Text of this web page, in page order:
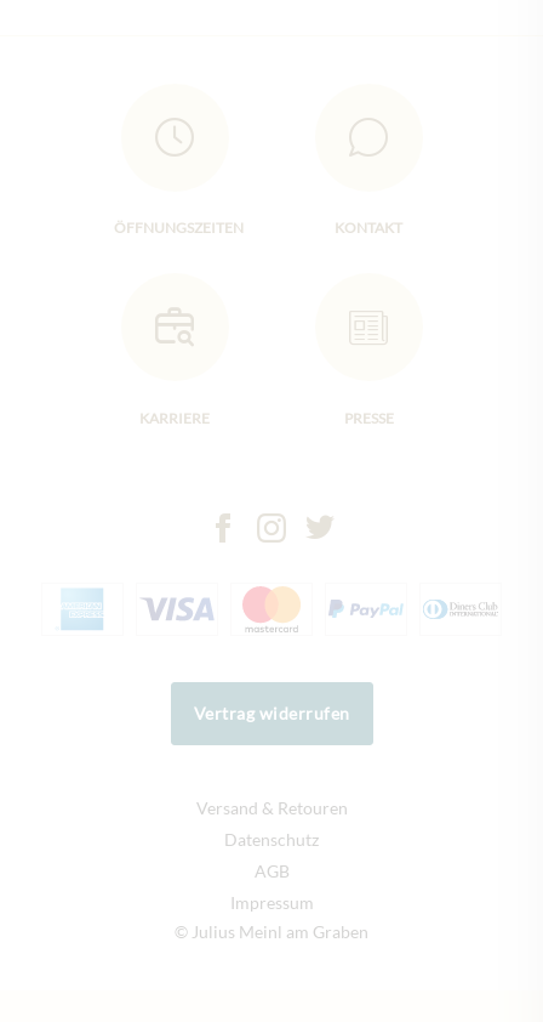
ÖFFNUNGSZEITEN KONTAKT
KARRIERE PRESSE
Vertrag widerrufen
Versand & Retouren
Datenschutz
AGB
Impressum
© Julius Meinl am Graben